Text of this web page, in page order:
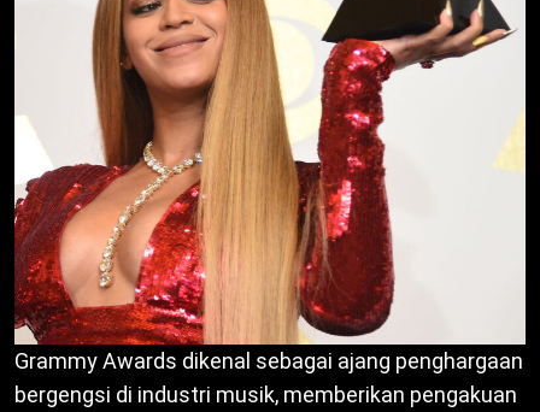
Grammy Awards dikenal sebagai ajang penghargaan
bergengsi di industri musik, memberikan pengakuan